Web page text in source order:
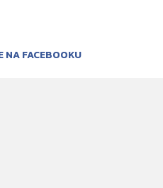
NA FACEBOOKU